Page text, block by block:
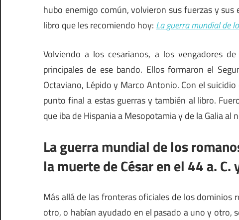
hubo enemigo común, volvieron sus fuerzas y
libro que les recomiendo hoy: La guerra mundial de
Volviendo a los cesarianos, a los vengadores
principales de ese bando. Ellos formaron el
Octaviano, Lépido y Marco Antonio. Con el
punto final a estas guerras y también al libro.
que iba de Hispania a Mesopotamia y de la Galia al
La guerra mundial de los
la muerte de César en el 44 a.
Más allá de las fronteras oficiales de los dominios
otro, o habían ayudado en el pasado a uno y otro,